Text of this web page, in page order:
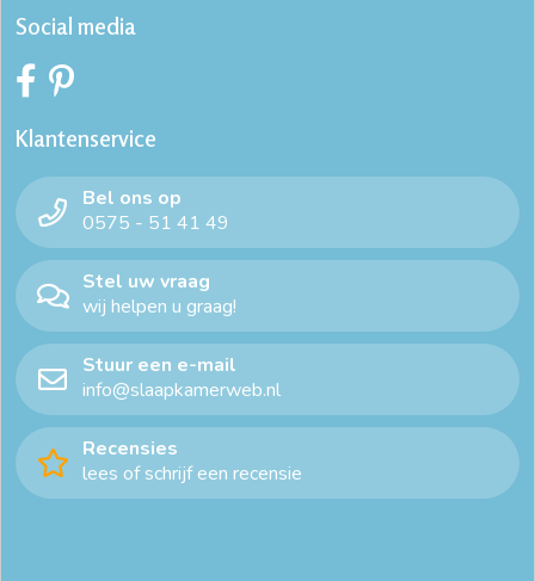
Social media
Klantenservice
Bel ons op
0575 - 51 41 49
Stel uw vraag
wij helpen u graag!
Stuur een e-mail
info@slaapkamerweb.nl
Recensies
lees of schrijf een recensie